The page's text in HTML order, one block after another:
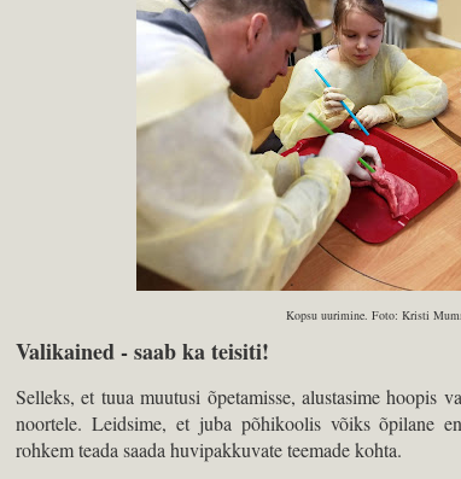
Kopsu uurimine. Foto: Kristi
Valikained - saab ka teisiti!
Selleks, et tuua muutusi õpetamisse, alustasime hoopis
noortele. Leidsime, et juba põhikoolis võiks õpilane
rohkem teada saada huvipakkuvate teemade kohta.